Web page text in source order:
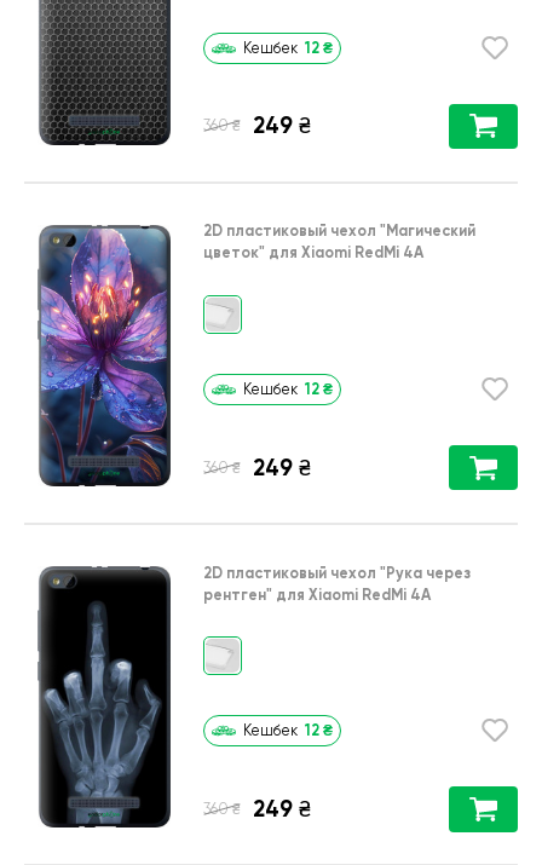
Кешбек 12 ₴
360 ₴ 249 ₴
2D пластиковый чехол "Магический
цветок" для Xiaomi RedMi 4A
Кешбек 12 ₴
360 ₴ 249 ₴
2D пластиковый чехол "Рука через
рентген" для Xiaomi RedMi 4A
Кешбек 12 ₴
360 ₴ 249 ₴